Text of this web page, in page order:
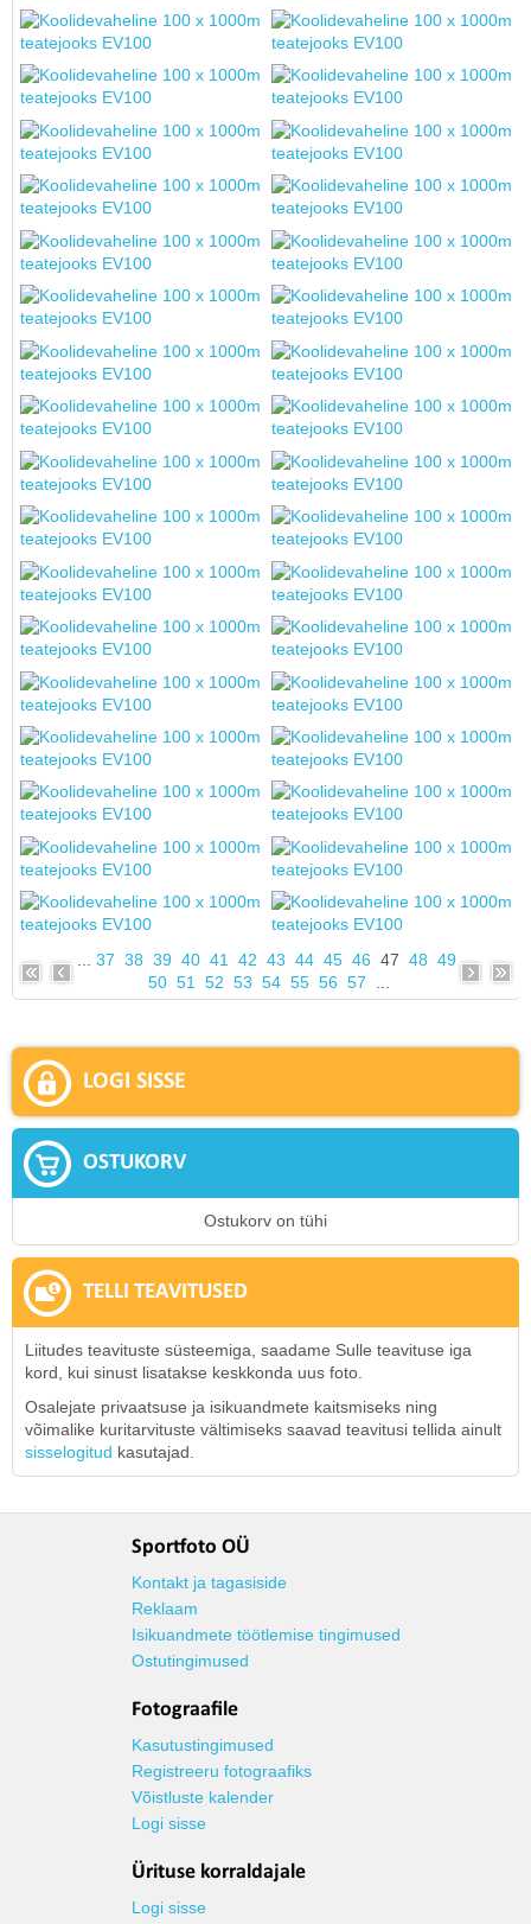
37 38 39 40 41 42 43 44 45 46 47 48 49
50 51 52 53 54 55 56 57
LOGI SISSE
OSTUKORV
Ostukorv on tühi
TELLI TEAVITUSED
Liitudes teavituste süsteemiga, saadame Sulle teavituse iga
kord, kui sinust lisatakse keskkonda uus foto.
Osalejate privaatsuse ja isikuandmete kaitsmiseks ning
võimalike kuritarvituste vältimiseks saavad teavitusi tellida ainult
sisselogitud kasutajad.
Sportfoto OÜ
Kontakt ja tagasiside
Reklaam
Isikuandmete töötlemise tingimused
Ostutingimused
Fotograafile
Kasutustingimused
Registreeru fotograafiks
Võistluste kalender
Logi sisse
Ürituse korraldajale
Logi sisse